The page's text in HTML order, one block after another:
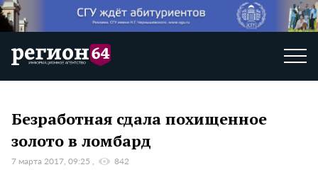
Безработная сдала похищенное
золото в ломбард
7 марта 2017, 09:25 842